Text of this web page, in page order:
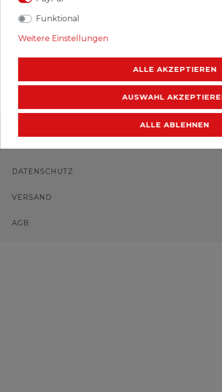
, Verpackungsinhalt: 10 Stück
DATENSCHUTZ
VERSAND
AGB
Funktional
Weitere Einstellungen
ALLE AKZEPTIEREN
AUSWAHL
ALLE ABLEHNEN